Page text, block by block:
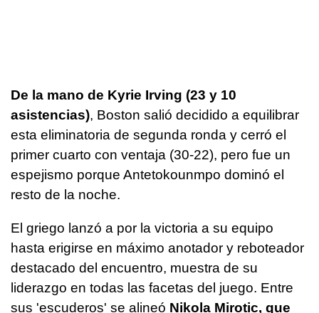
De la mano de Kyrie Irving (23 y 10
asistencias), Boston salió decidido a equilibrar
esta eliminatoria de segunda ronda y cerró el
primer cuarto con ventaja (30-22), pero fue un
espejismo porque Antetokounmpo dominó el
resto de la noche.
El griego lanzó a por la victoria a su equipo
hasta erigirse en máximo anotador y reboteador
destacado del encuentro, muestra de su
liderazgo en todas las facetas del juego. Entre
sus 'escuderos' se alineó Nikola Mirotic, que